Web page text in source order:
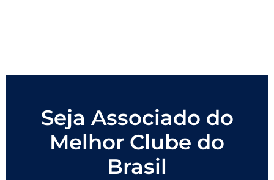
Seja Associado do
Melhor Clube do
Brasil